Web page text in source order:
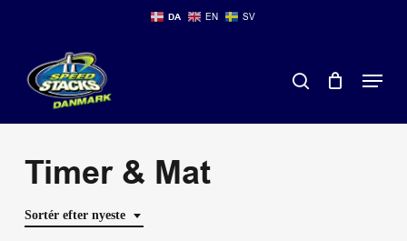
content
DA EN SV
search Menu
Timer & Mat
Sortér efter nyeste
Menu